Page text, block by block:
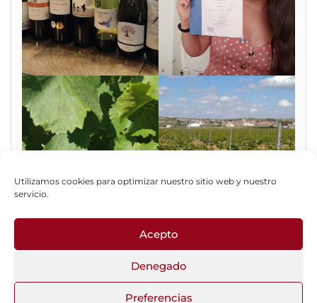
Utilizamos cookies para optimizar nuestro sitio web y nuestro
servicio.
Acepto
Denegado
Preferencias
Fotos del Blog